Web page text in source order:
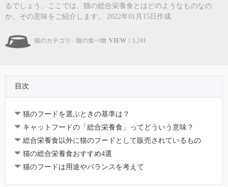
るでしょう。ここでは、猫の総合栄養食とはどのようなものなの
か、その意味をご紹介します。 2022年01月15日作成
猫のカテゴリ - 猫の食べ物 VIEW： 1,241
目次
猫のフードを選ぶときの基準は？
キャットフードの「総合栄養食」ってどういう意味？
総合栄養食以外に猫のフードとして販売されているもの
猫の総合栄養食おすすめ4選
猫のフードは用途やバランスを考えて